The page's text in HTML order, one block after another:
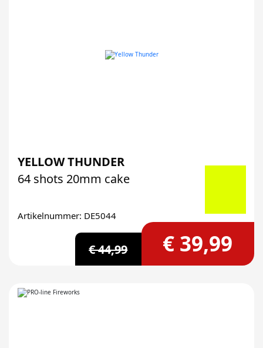
YELLOW THUNDER
64 shots 20mm cake
Artikelnummer: DE5044
€ 44,99 € 39,99